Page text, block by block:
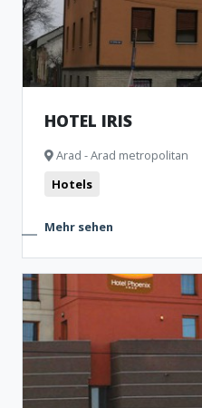
HOTEL IRIS
Arad - Arad metropolitan
Hotels
Mehr sehen